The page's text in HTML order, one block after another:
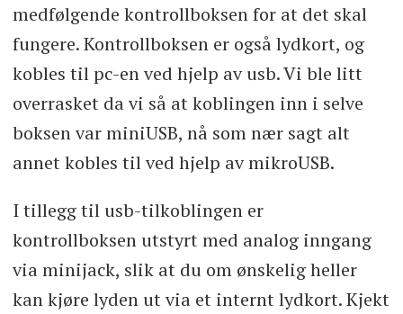
medfølgende kontrollboksen for at det skal
fungere. Kontrollboksen er også lydkort, og
kobles til pc-en ved hjelp av usb. Vi ble litt
overrasket da vi så at koblingen inn i selve
boksen var miniUSB, nå som nær sagt alt
annet kobles til ved hjelp av mikroUSB.
I tillegg til usb-tilkoblingen er
kontrollboksen utstyrt med analog inngang
via minijack, slik at du om ønskelig heller
kan kjøre lyden ut via et internt lydkort. Kjekt